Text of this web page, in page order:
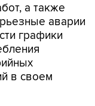
а также
аварии
графики
в своем